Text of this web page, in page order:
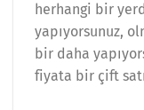
herhangi bir
yapıyorsunuz,
bir daha
fiyata bir çift